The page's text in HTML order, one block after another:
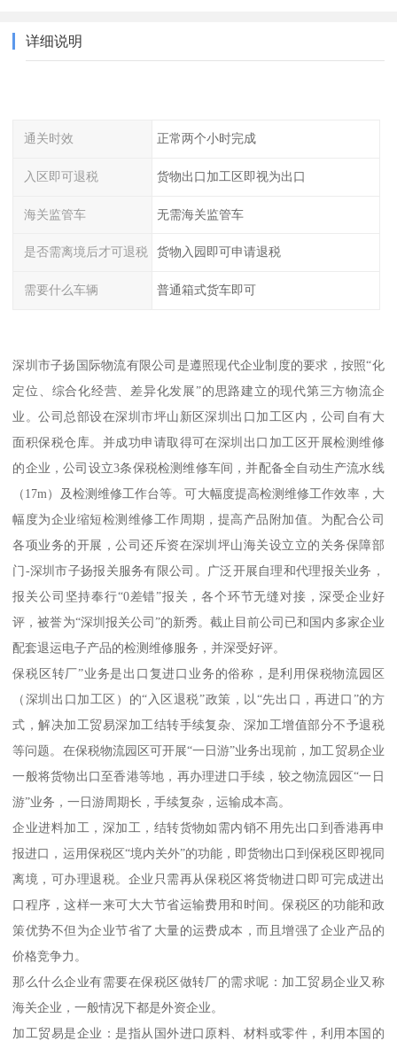
详细说明
通关时效 正常两个小时完成
入区即可退税 货物出口加工区即视为出口
海关监管车 无需海关监管车
是否需离境后才可退税 货物入园即可申请退税
需要什么车辆 普通箱式货车即可
深圳市子扬国际物流有限公司是遵照现代企业制度的要求，按照“化
定位、综合化经营、差异化发展”的思路建立的现代第三方物流企
业。公司总部设在深圳市坪山新区深圳出口加工区内，公司自有大
面积保税仓库。并成功申请取得可在深圳出口加工区开展检测维修
的企业，公司设立3条保税检测维修车间，并配备全自动生产流水线
（17m）及检测维修工作台等。可大幅度提高检测维修工作效率，大
幅度为企业缩短检测维修工作周期，提高产品附加值。为配合公司
各项业务的开展，公司还斥资在深圳坪山海关设立立的关务保障部
门-深圳市子扬报关服务有限公司。广泛开展自理和代理报关业务，
报关公司坚持奉行“0差错”报关，各个环节无缝对接，深受企业好
评，被誉为“深圳报关公司”的新秀。截止目前公司已和国内多家企业
配套退运电子产品的检测维修服务，并深受好评。
保税区转厂”业务是出口复进口业务的俗称，是利用保税物流园区
（深圳出口加工区）的“入区退税”政策，以“先出口，再进口”的方
式，解决加工贸易深加工结转手续复杂、深加工增值部分不予退税
等问题。在保税物流园区可开展“一日游”业务出现前，加工贸易企业
一般将货物出口至香港等地，再办理进口手续，较之物流园区“一日
游”业务，一日游周期长，手续复杂，运输成本高。
企业进料加工，深加工，结转货物如需内销不用先出口到香港再申
报进口，运用保税区“境内关外”的功能，即货物出口到保税区即视同
离境，可办理退税。企业只需再从保税区将货物进口即可完成进出
口程序，这样一来可大大节省运输费用和时间。保税区的功能和政
策优势不但为企业节省了大量的运费成本，而且增强了企业产品的
价格竞争力。
那么什么企业有需要在保税区做转厂的需求呢：加工贸易企业又称
海关企业，一般情况下都是外资企业。
加工贸易是企业：是指从国外进口原料、材料或零件，利用本国的